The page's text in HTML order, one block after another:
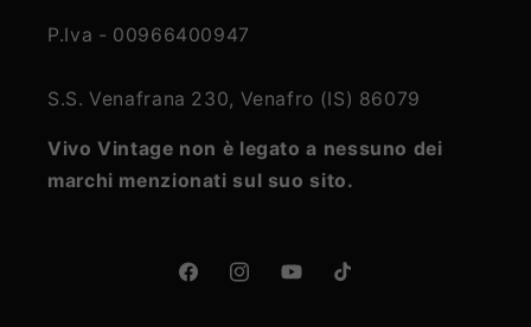
P.Iva - 00966400947
S.S. Venafrana 230, Venafro (IS) 86079
Vivo Vintage non è legato a nessuno dei
marchi menzionati sul suo sito.
FacebookInstagramYouTubeTikTok